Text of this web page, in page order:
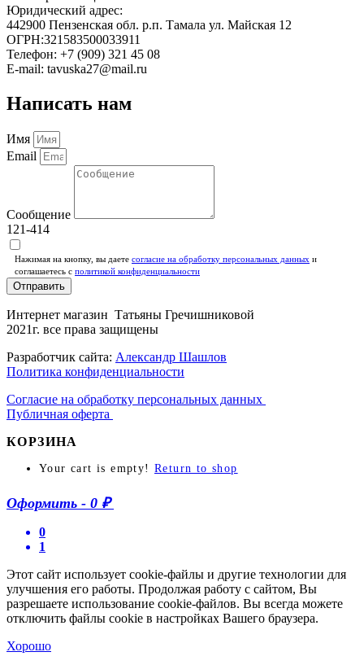
Юридический адрес:
442900 Пензенская обл. р.п. Тамала ул. Майская 12
ОГРН:321583500033911
Телефон: +7 (909) 321 45 08
E-mail: tavuska27@mail.ru
Написать нам
Имя
Email
Сообщение
121-414
Нажимая на кнопку, вы даете согласие на обработку персональных данных и
соглашаетесь c политикой конфиденциальности
Отправить
Интернет магазин Татьяны Гречишниковой
2021г. все права защищены
Разработчик сайта: Александр Шашлов
Политика конфиденциальности
Согласие на обработку персональных данных
Публичная оферта
КОРЗИНА
Your cart is empty! Return to shop
Оформить - 0 ₽
0
1
Этот сайт использует cookie-файлы и другие технологии для
улучшения его работы. Продолжая работу с сайтом, Вы
разрешаете использование cookie-файлов. Вы всегда можете
отключить файлы cookie в настройках Вашего браузера.
Хорошо